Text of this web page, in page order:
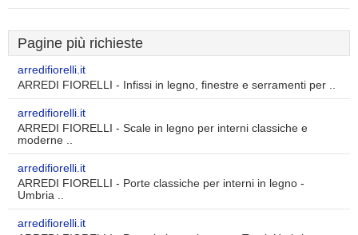
Pagine più richieste
arredifiorelli.it
ARREDI FIORELLI - Infissi in legno, finestre e serramenti per ..
arredifiorelli.it
ARREDI FIORELLI - Scale in legno per interni classiche e
moderne ..
arredifiorelli.it
ARREDI FIORELLI - Porte classiche per interni in legno -
Umbria ..
arredifiorelli.it